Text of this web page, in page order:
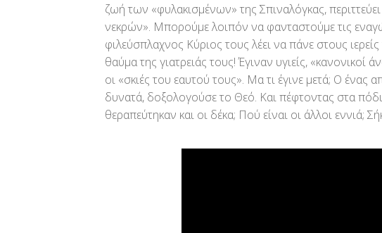
ζωή των «φυλακισμένων» της Σπιναλόγκας,
νεκρών». Μπορούμε λοιπόν να φανταστούμε τις
φιλεύσπλαχνος Κύριος τους λέει να πάνε στους
θαύμα της γιατρειάς τους! Έγιναν υγιείς,
οι «σκιές του εαυτού τους». Μα τι έγινε μετά; Ο
δυνατά, δοξολογούσε το Θεό. Και πέφτοντας στα
θεραπεύτηκαν και οι δέκα; Πού είναι οι άλλοι εννιά;